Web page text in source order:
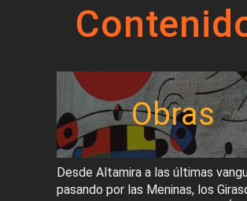
Obras
Desde Altamira a las últimas
pasando por las Meninas, los